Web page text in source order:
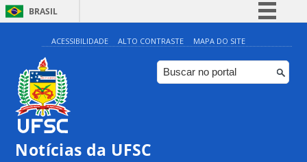
BRASIL
Simplifique!
Comunica BR
Participe
ACESSIBILIDADE ALTO CONTRASTE MAPA DO SITE
Notícias da UFSC